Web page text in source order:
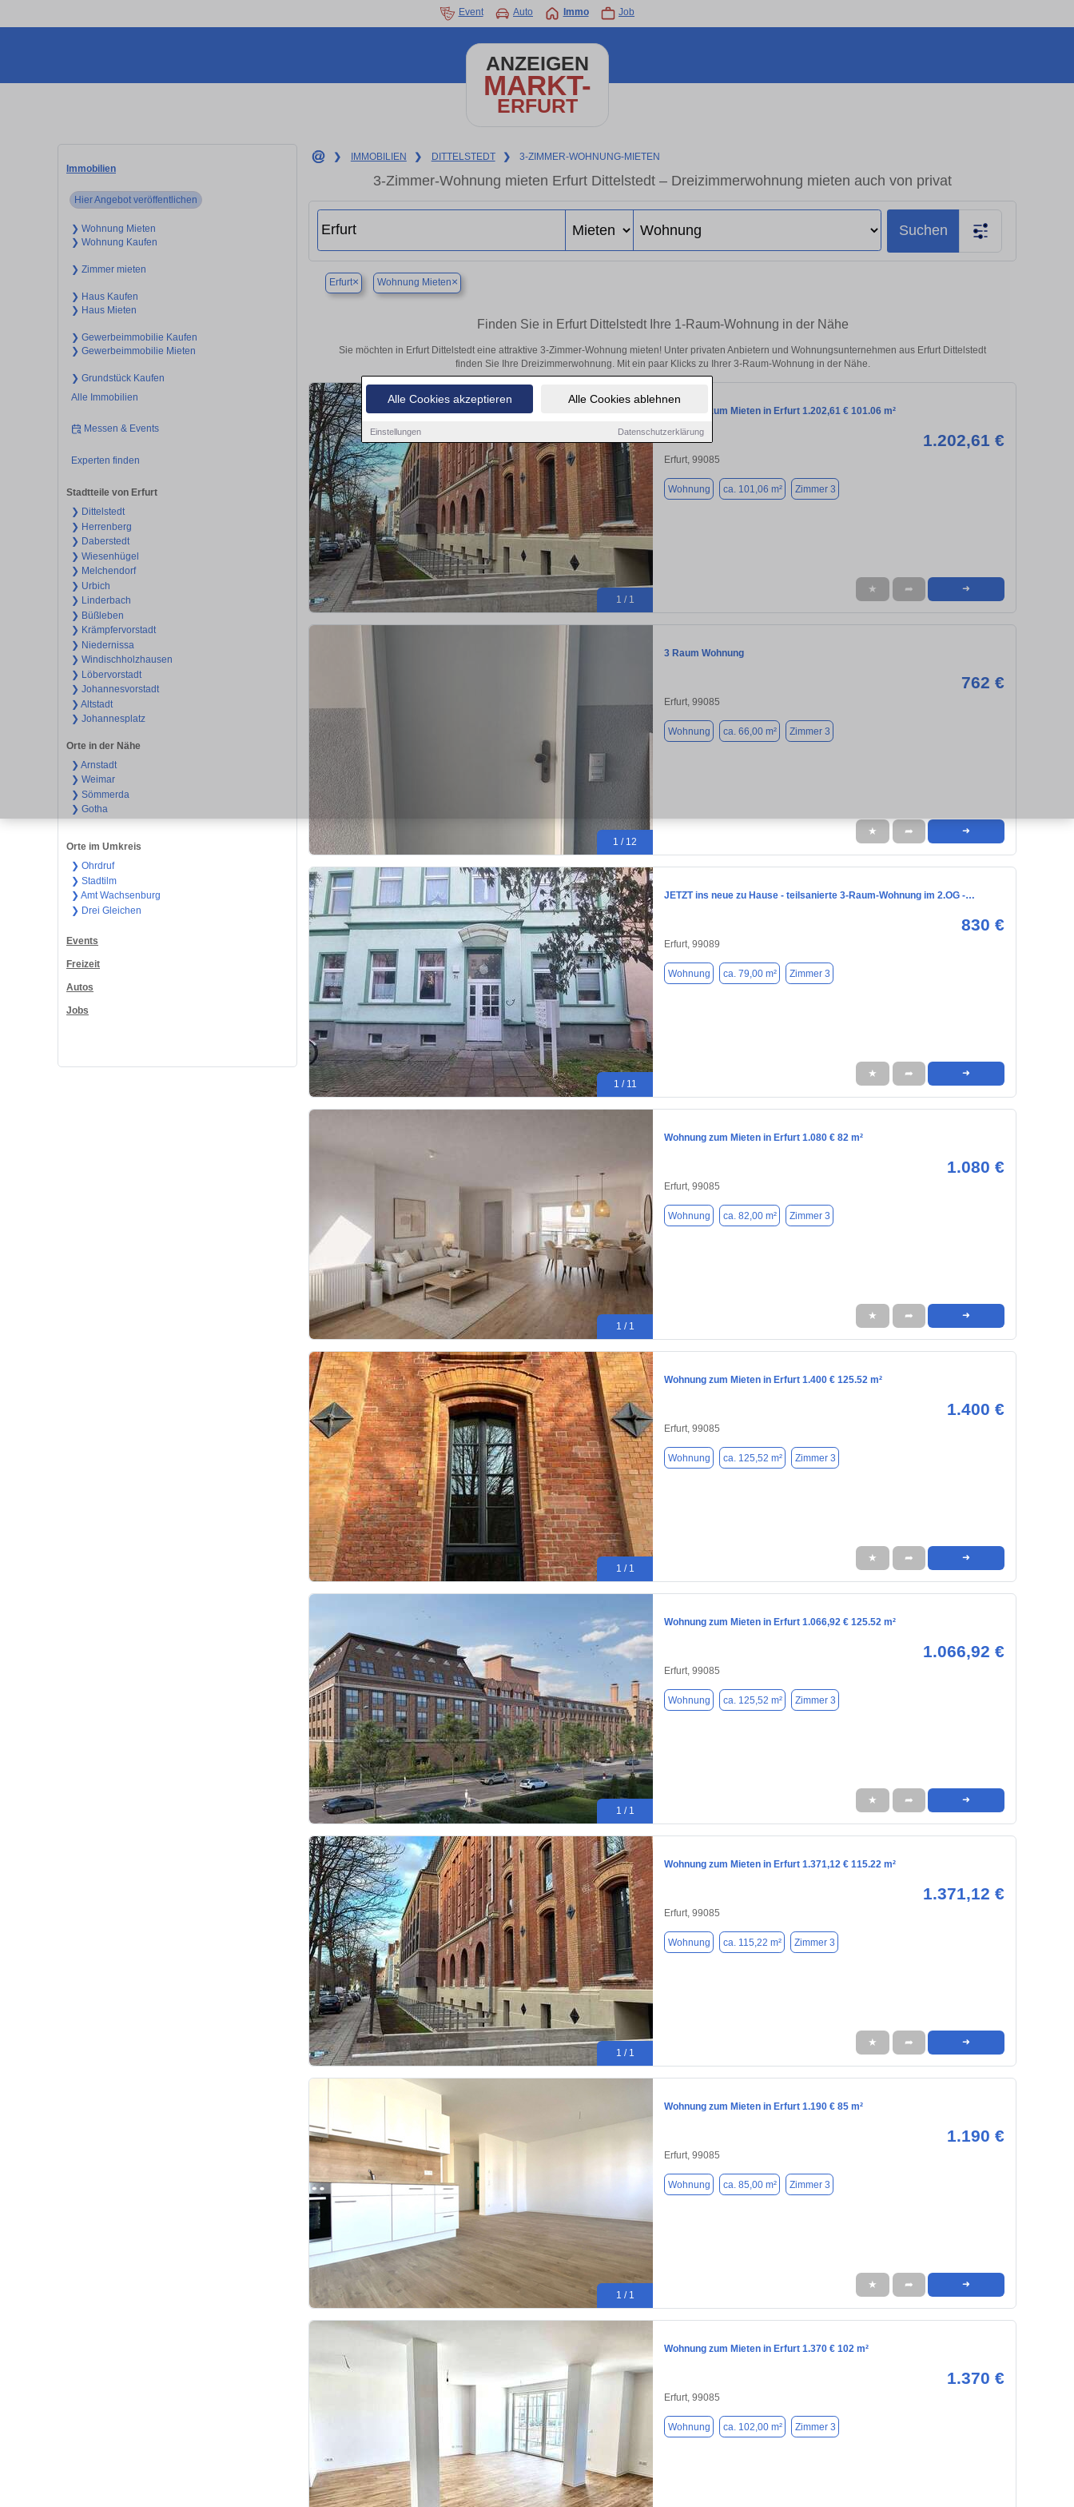
Alle Cookies akzeptieren Alle Cookies ablehnen
Einstellungen Datenschutzerklärung
Event Auto Immo Job
ANZEIGEN
MARKT-
ERFURT
Immobilien
Hier Angebot veröffentlichen
❯ Wohnung Mieten
❯ Wohnung Kaufen
❯ Zimmer mieten
❯ Haus Kaufen
❯ Haus Mieten
❯ Gewerbeimmobilie Kaufen
❯ Gewerbeimmobilie Mieten
❯ Grundstück Kaufen
Alle Immobilien
Messen & Events
Experten finden
Stadtteile von Erfurt
❯ Dittelstedt
❯ Herrenberg
❯ Daberstedt
❯ Wiesenhügel
❯ Melchendorf
❯ Urbich
❯ Linderbach
❯ Büßleben
❯ Krämpfervorstadt
❯ Niedernissa
❯ Windischholzhausen
❯ Löbervorstadt
❯ Johannesvorstadt
❯ Altstadt
❯ Johannesplatz
Orte in der Nähe
❯ Arnstadt
❯ Weimar
❯ Sömmerda
❯ Gotha
Orte im Umkreis
❯ Ohrdruf
❯ Stadtilm
❯ Amt Wachsenburg
❯ Drei Gleichen
Events
Freizeit
Autos
Jobs
❯ IMMOBILIEN ❯ DITTELSTEDT ❯ 3-ZIMMER-WOHNUNG-MIETEN
3-Zimmer-Wohnung mieten Erfurt Dittelstedt – Dreizimmerwohnung mieten auch von privat
Suchen
Erfurt× Wohnung Mieten×
Finden Sie in Erfurt Dittelstedt Ihre 1-Raum-Wohnung in der Nähe
Sie möchten in Erfurt Dittelstedt eine attraktive 3-Zimmer-Wohnung mieten! Unter privaten Anbietern und Wohnungsunternehmen aus Erfurt Dittelstedt
finden Sie Ihre Dreizimmerwohnung. Mit ein paar Klicks zu Ihrer 3-Raum-Wohnung in der Nähe.
1 / 1
Wohnung zum Mieten in Erfurt 1.202,61 € 101.06 m²
1.202,61 €
Erfurt, 99085
Wohnung ca. 101,06 m² Zimmer 3
★ ➦ ➜
1 / 12
3 Raum Wohnung
762 €
Erfurt, 99085
Wohnung ca. 66,00 m² Zimmer 3
★ ➦ ➜
1 / 11
JETZT ins neue zu Hause - teilsanierte 3-Raum-Wohnung im 2.OG -…
830 €
Erfurt, 99089
Wohnung ca. 79,00 m² Zimmer 3
★ ➦ ➜
1 / 1
Wohnung zum Mieten in Erfurt 1.080 € 82 m²
1.080 €
Erfurt, 99085
Wohnung ca. 82,00 m² Zimmer 3
★ ➦ ➜
1 / 1
Wohnung zum Mieten in Erfurt 1.400 € 125.52 m²
1.400 €
Erfurt, 99085
Wohnung ca. 125,52 m² Zimmer 3
★ ➦ ➜
1 / 1
Wohnung zum Mieten in Erfurt 1.066,92 € 125.52 m²
1.066,92 €
Erfurt, 99085
Wohnung ca. 125,52 m² Zimmer 3
★ ➦ ➜
1 / 1
Wohnung zum Mieten in Erfurt 1.371,12 € 115.22 m²
1.371,12 €
Erfurt, 99085
Wohnung ca. 115,22 m² Zimmer 3
★ ➦ ➜
1 / 1
Wohnung zum Mieten in Erfurt 1.190 € 85 m²
1.190 €
Erfurt, 99085
Wohnung ca. 85,00 m² Zimmer 3
★ ➦ ➜
Wohnung zum Mieten in Erfurt 1.370 € 102 m²
1.370 €
Erfurt, 99085
Wohnung ca. 102,00 m² Zimmer 3